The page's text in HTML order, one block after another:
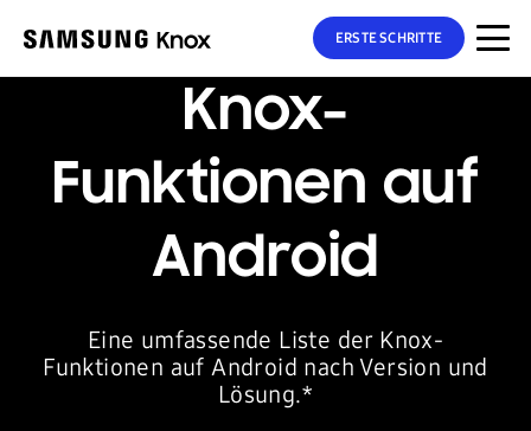
ERSTE SCHRITTE
Knox-
Funktionen auf
Android
Eine umfassende Liste der Knox-
Funktionen auf Android nach Version und
Lösung.*